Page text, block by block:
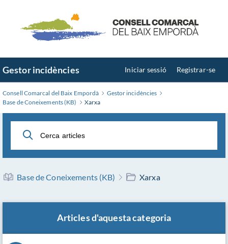
contingut
Gestor incidències Iniciar sessió Registrar-se
Consell Comarcal del Baix Empordà
Gestor incidències
Base de Coneixements (KB)
Xarxa
Base de Coneixements (KB) Xarxa
Articles d'aquesta categoria